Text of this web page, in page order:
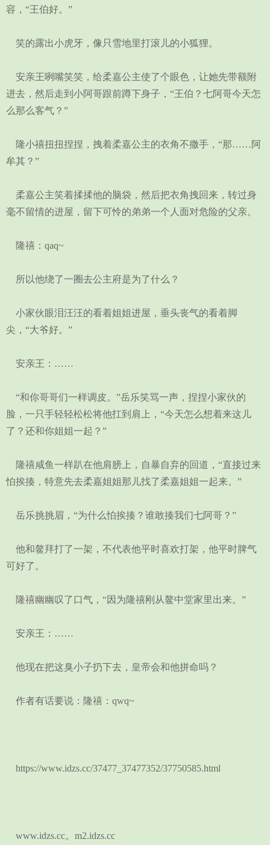
容，“王伯好。”
笑的露出小虎牙，像只雪地里打滚儿的小狐狸。
安亲王咧嘴笑笑，给柔嘉公主使了个眼色，让她先带额附
进去，然后走到小阿哥跟前蹲下身子，“王伯？七阿哥今天怎
么那么客气？”
隆小禧扭扭捏捏，拽着柔嘉公主的衣角不撒手，“那……阿
牟其？”
柔嘉公主笑着揉揉他的脑袋，然后把衣角拽回来，转过身
毫不留情的进屋，留下可怜的弟弟一个人面对危险的父亲。
隆禧：qaq~
所以他绕了一圈去公主府是为了什么？
小家伙眼泪汪汪的看着姐姐进屋，垂头丧气的看着脚
尖，“大爷好。”
安亲王：……
“和你哥哥们一样调皮。”岳乐笑骂一声，捏捏小家伙的
脸，一只手轻轻松松将他扛到肩上，“今天怎么想着来这儿
了？还和你姐姐一起？”
隆禧咸鱼一样趴在他肩膀上，自暴自弃的回道，“直接过来
怕挨揍，特意先去柔嘉姐姐那儿找了柔嘉姐姐一起来。”
岳乐挑挑眉，“为什么怕挨揍？谁敢揍我们七阿哥？”
他和鳌拜打了一架，不代表他平时喜欢打架，他平时脾气
可好了。
隆禧幽幽叹了口气，“因为隆禧刚从鳌中堂家里出来。”
安亲王：……
他现在把这臭小子扔下去，皇帝会和他拼命吗？
作者有话要说：隆禧：qwq~
https://www.idzs.cc/37477_37477352/37750585.html
www.idzs.cc。m2.idzs.cc